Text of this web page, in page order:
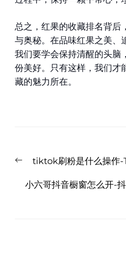
总之，红果的收藏排名背后
与奥秘。在品味红果之美、
我们要学会保持清醒的头脑
份美好。只有这样，我们才
藏的魅力所在。
章
导
Previous
tiktok刷粉是什么操作-
小六哥抖音橱窗怎么开-